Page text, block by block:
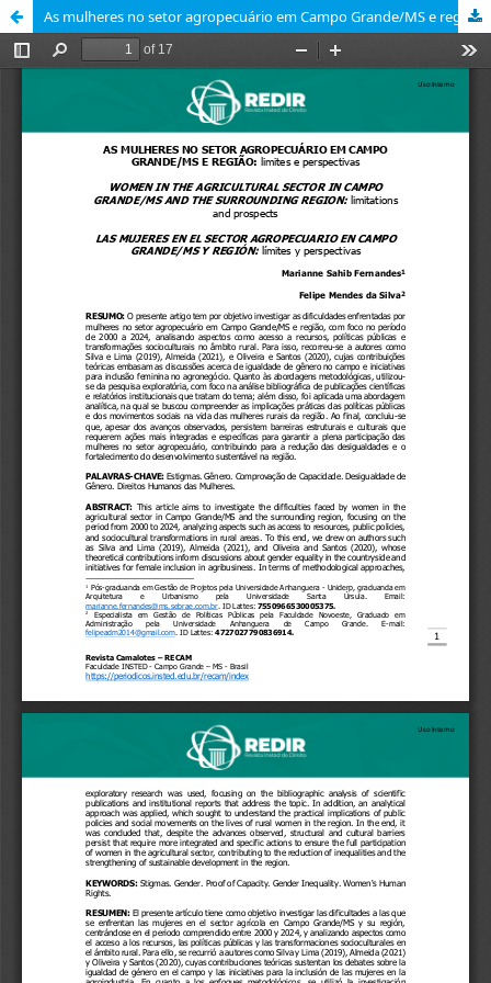
As mulheres no setor agropecuário em Campo Grande/MS e região: limites e perspectivas